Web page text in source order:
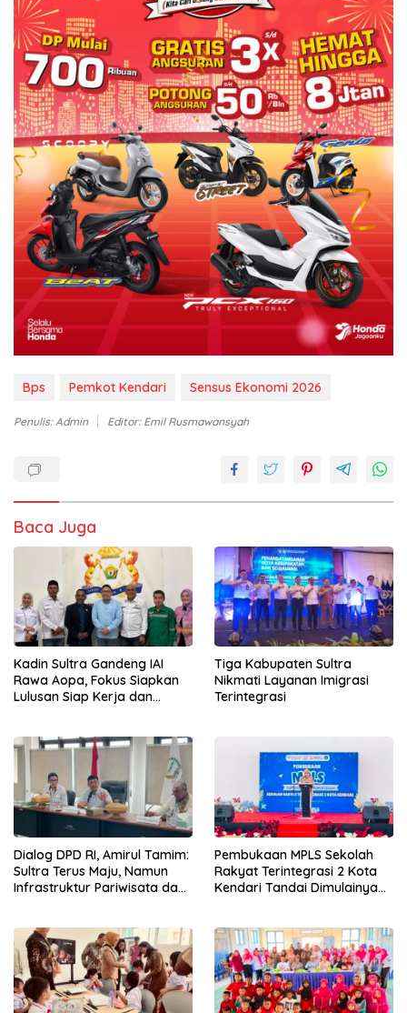
Bps Pemkot Kendari Sensus Ekonomi 2026
Penulis: Admin Editor: Emil Rusmawansyah
Baca Juga
Kadin Sultra Gandeng IAI
Rawa Aopa, Fokus Siapkan
Lulusan Siap Kerja dan
Tiga Kabupaten Sultra
Nikmati Layanan Imigrasi
Terintegrasi
Dialog DPD RI, Amirul Tamim:
Sultra Terus Maju, Namun
Infrastruktur Pariwisata dan
Pembukaan MPLS Sekolah
Rakyat Terintegrasi 2 Kota
Kendari Tandai Dimulainya